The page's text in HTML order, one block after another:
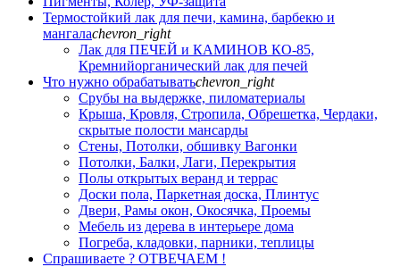
Термостойкий лак для печи, камина, барбекю и
мангалаchevron_right
Лак для ПЕЧЕЙ и КАМИНОВ КО-85,
Кремнийорганический лак для печей
Что нужно обрабатыватьchevron_right
Срубы на выдержке, пиломатериалы
Крыша, Кровля, Стропила, Обрешетка, Чердаки,
скрытые полости мансарды
Стены, Потолки, обшивку Вагонки
Потолки, Балки, Лаги, Перекрытия
Полы открытых веранд и террас
Доски пола, Паркетная доска, Плинтус
Двери, Рамы окон, Окосячка, Проемы
Мебель из дерева в интерьере дома
Погреба, кладовки, парники, теплицы
Спрашиваете ? ОТВЕЧАЕМ !